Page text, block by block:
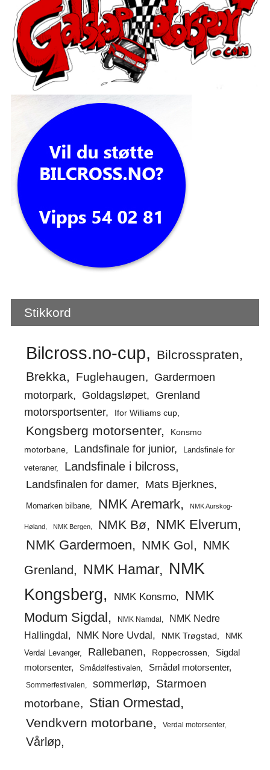
Stikkord
Bilcross.no-cup
Bilcrosspraten
Brekka
Fuglehaugen
Gardermoen
motorpark
Goldagsløpet
Grenland
motorsportsenter
Ifor Williams cup
Kongsberg motorsenter
Konsmo
motorbane
Landsfinale for junior
Landsfinale for
veteraner
Landsfinale i bilcross
Landsfinalen for damer Mats Bjerknes
Momarken bilbane NMK Aremark NMK Aurskog-
Høland NMK Bergen NMK Bø NMK Elverum
NMK Gardermoen NMK Gol
NMK
Grenland
NMK Hamar
NMK
Kongsberg
NMK Konsmo
NMK
Modum Sigdal
NMK Namdal
NMK Nedre
Hallingdal
NMK Nore Uvdal NMK Trøgstad
NMK
Verdal Levanger
Rallebanen Roppecrossen
Sigdal
motorsenter
Smådølfestivalen Smådøl motorsenter
Sommerfestivalen sommerløp
Starmoen
motorbane
Stian Ormestad
Vendkvern motorbane Verdal motorsenter
Vårløp